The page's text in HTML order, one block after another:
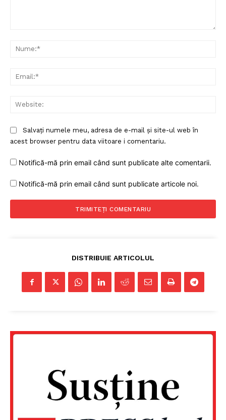
Un proiect
Despre noi / Echipa
Proiecte editoriale
Salvați numele meu, adresa de e-mail și site-ul web în
acest browser pentru data viitoare i comentariu.
Notifică-mă prin email când sunt publicate alte comentarii.
Notifică-mă prin email când sunt publicate articole noi.
DISTRIBUIE ARTICOLUL